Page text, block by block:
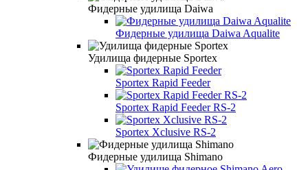
Фидерные удилища Daiwa
Фидерные удилища Daiwa Aqualite
Удилища фидерные Sportex
Sportex Rapid Feeder
Sportex Rapid Feeder RS-2
Sportex Xclusive RS-2
Фидерные удилища Shimano